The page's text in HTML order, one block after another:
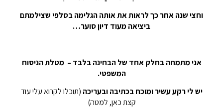
וחצי שנה אחר כך לראות את אותה הגלימה בסלפי שצילמתם
ביציאה מעוד דיון סוער…
אני מתמחה בחלק אחד של הבחינה בלבד – מטלת הניסוח
המשפטי.
יש לי רקע עשיר ומוכח בכתיבה ובעריכה (תוכלו לקרוא עלי עוד
קצת כאן, למטה)